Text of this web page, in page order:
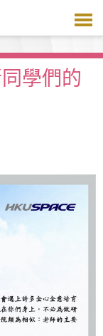
學們的